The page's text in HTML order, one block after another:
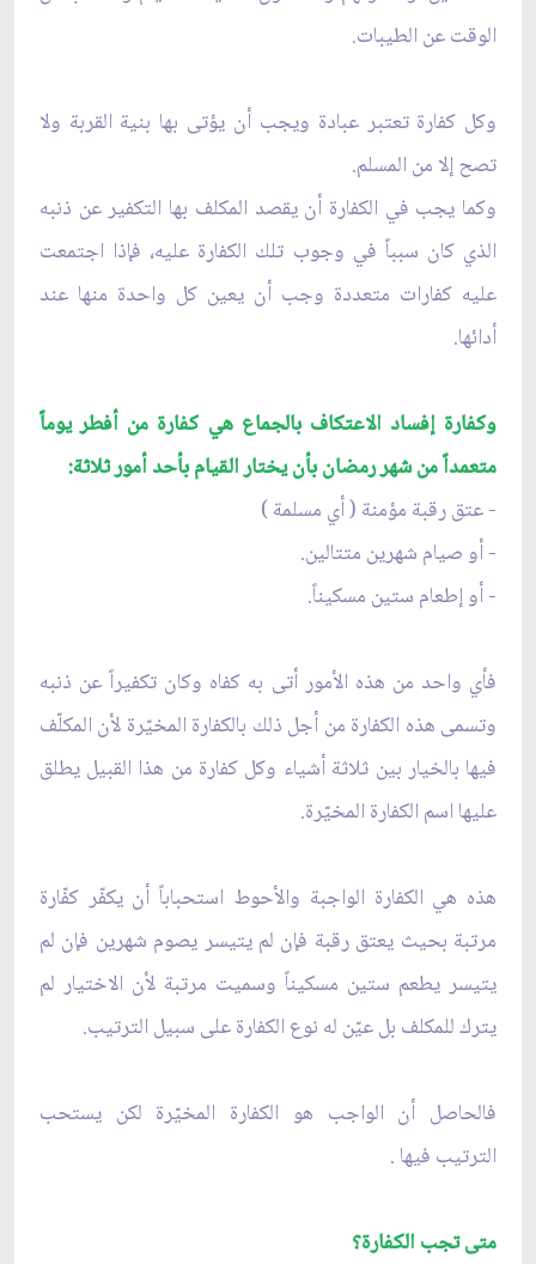
الوقت عن الطيبات.
وكل كفارة تعتبر عبادة ويجب أن يؤتى بها بنية القربة ولا
تصح إلا من المسلم.
وكما يجب في الكفارة أن يقصد المكلف بها التكفير عن ذنبه
الذي كان سبباً في وجوب تلك الكفارة عليه، فإذا اجتمعت
عليه كفارات متعددة وجب أن يعين كل واحدة منها عند
أدائها.
وكفارة إفساد الاعتكاف بالجماع هي كفارة من أفطر يوماً
متعمداً من شهر رمضان بأن يختار القيام بأحد أمور ثلاثة:
- عتق رقبة مؤمنة ( أي مسلمة )
- أو صيام شهرين متتالين.
- أو إطعام ستين مسكيناً.
فأي واحد من هذه الأمور أتى به كفاه وكان تكفيراً عن ذنبه
وتسمى هذه الكفارة من أجل ذلك بالكفارة المخيّرة لأن المكلّف
فيها بالخيار بين ثلاثة أشياء وكل كفارة من هذا القبيل يطلق
عليها اسم الكفارة المخيّرة.
هذه هي الكفارة الواجبة والأحوط استحباباً أن يكفّر كفّارة
مرتبة بحيث يعتق رقبة فإن لم يتيسر يصوم شهرين فإن لم
يتيسر يطعم ستين مسكيناً وسميت مرتبة لأن الاختيار لم
يترك للمكلف بل عيّن له نوع الكفارة على سبيل الترتيب.
فالحاصل أن الواجب هو الكفارة المخيّرة لكن يستحب
الترتيب فيها .
متى تجب الكفارة؟